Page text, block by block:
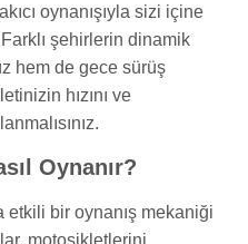
oynanışıyla sizi içine
şehirlerin dinamik
hem de gece sürüş
hızını ve
Oynanır?
etkili bir oynanış mekaniği